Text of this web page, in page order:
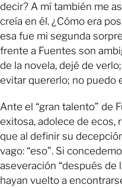
decir? A mí también me
creía en él. ¿Cómo era
esa fue mi segunda
frente a Fuentes son
de la novela, dejé de
evitar quererlo; no puedo
Ante el “gran talento” de
exitosa, adolece de ecos,
que al definir su
vago: “eso”. Si
aseveración “después de
hayan vuelto a